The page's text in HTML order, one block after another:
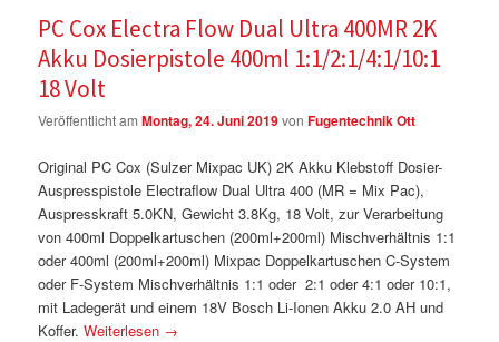
PC Cox Electra Flow Dual Ultra 400MR 2K
Akku Dosierpistole 400ml 1:1/2:1/4:1/10:1
18 Volt
Veröffentlicht amMontag, 24. Juni 2019vonFugentechnik Ott
Original PC Cox (Sulzer Mixpac UK) 2K Akku Klebstoff Dosier-
Auspresspistole Electraflow Dual Ultra 400 (MR = Mix Pac),
Auspresskraft 5.0KN, Gewicht 3.8Kg, 18 Volt, zur Verarbeitung
von 400ml Doppelkartuschen (200ml+200ml) Mischverhältnis 1:1
oder 400ml (200ml+200ml) Mixpac Doppelkartuschen C-System
oder F-System Mischverhältnis 1:1 oder 2:1 oder 4:1 oder 10:1,
mit Ladegerät und einem 18V Bosch Li-Ionen Akku 2.0 AH und
Koffer.Weiterlesen →